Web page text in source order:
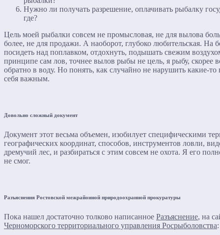
Нужно ли получать разрешение, оплачивать рыбалку
где?
Цель моей рыбалки совсем не промысловая, не для вылова
более, не для продажи. А наоборот, глубоко любительская. На
посидеть над поплавком, отдохнуть, подышать свежим
принципе сам лов, точнее вылов рыбы не цель, я рыбу, скорее
обратно в воду. Но понять, как случайно не нарушить какие-то
себя важным.
Довольно сложный документ
Документ этот весьма объемен, изобилует специфическими
географических координат, способов, инструментов ловли,
дремучий лес, и разбираться с этим совсем не охота. Я его
не смог.
Разъяснения Ростовской межрайонной природоохранной прокуратуры
Пока нашел достаточно толково написанное Разъяснение, на
Черноморского территориального управле­ния Росрыболовства: